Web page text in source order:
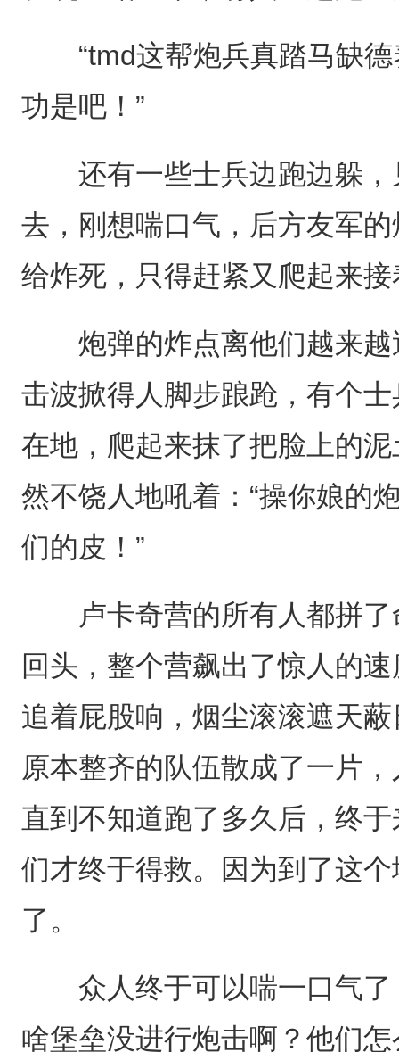
“tmd这帮炮兵真踏马缺德
功是吧！”
还有一些士兵边跑边躲，
去，刚想喘口气，后方友军
给炸死，只得赶紧又爬起来
炮弹的炸点离他们越来越
击波掀得人脚步踉跄，有个
在地，爬起来抹了把脸上的
然不饶人地吼着：“操你娘的
们的皮！”
卢卡奇营的所有人都拼了
回头，整个营飙出了惊人的
追着屁股响，烟尘滚滚遮天
原本整齐的队伍散成了一片
直到不知道跑了多久后，终
们才终于得救。因为到了这
了。
众人终于可以喘一口气了
啥堡垒没进行炮击啊？他们